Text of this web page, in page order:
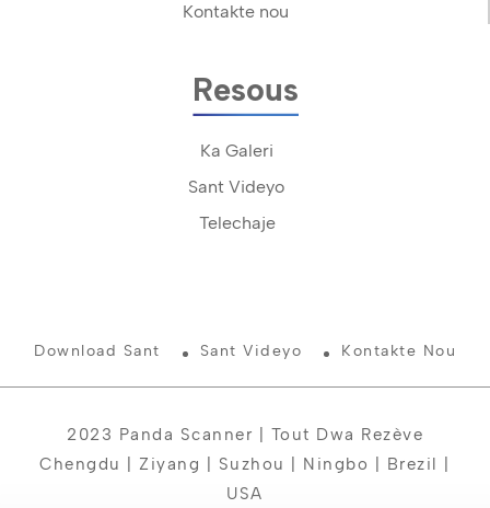
Kontakte nou
Resous
Ka Galeri
Sant Videyo
Telechaje
Download Sant Sant Videyo Kontakte Nou
2023 Panda Scanner | Tout Dwa Rezève
Chengdu | Ziyang | Suzhou | Ningbo | Brezil |
USA